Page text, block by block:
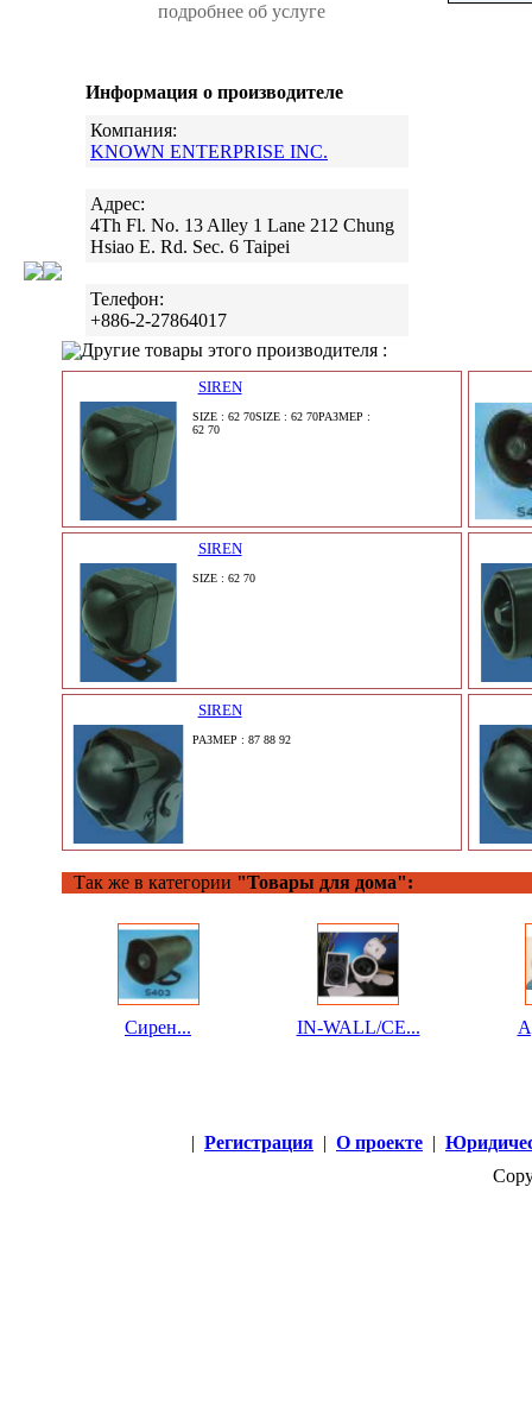
подробнее об услуге
Информация о производителе
Компания:
KNOWN ENTERPRISE INC.
Адрес:
4Th Fl. No. 13 Alley 1 Lane 212 Chung
Hsiao E. Rd. Sec. 6 Taipei
Телефон:
+886-2-27864017
Другие товары этого производителя :
SIREN
SIZE : 62 70SIZE : 62 70РАЗМЕР :
62 70
SIREN
SIZE : 62 70
SIREN
РАЗМЕР : 87 88 92
Так же в категории "Товары для дома":
Сирен... IN-WALL/CE...
| Регистрация | О проекте |